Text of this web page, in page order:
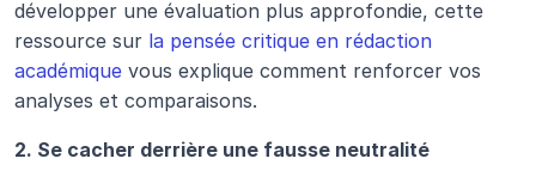
développer une évaluation plus approfondie, cette
ressource sur la pensée critique en rédaction
académique vous explique comment renforcer vos
analyses et comparaisons.
2. Se cacher derrière une fausse neutralité